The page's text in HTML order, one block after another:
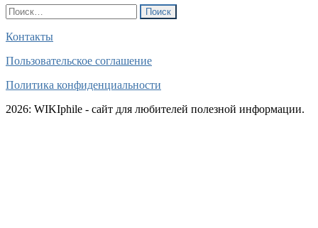
Найти:
Контакты
Пользовательское соглашение
Политика конфиденциальности
2026: WIKIphile - сайт для любителей полезной информации.